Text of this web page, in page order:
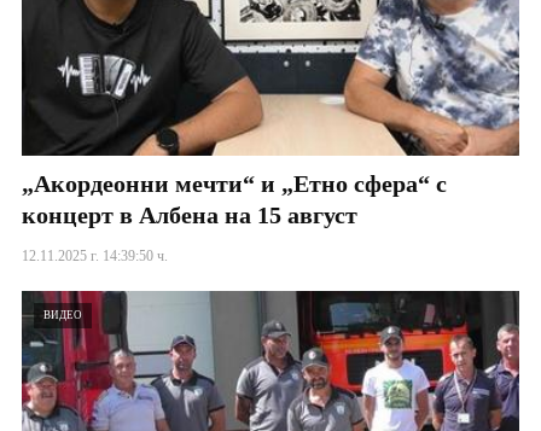
„Акордеонни мечти“ и „Етно сфера“ с
концерт в Албена на 15 август
12.11.2025 г. 14:39:50 ч.
ВИДЕО